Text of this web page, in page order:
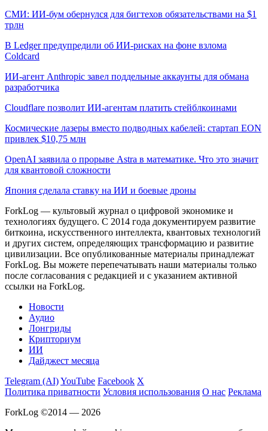
СМИ: ИИ-бум обернулся для бигтехов обязательствами на $1
трлн
В Ledger предупредили об ИИ-рисках на фоне взлома
Coldcard
ИИ-агент Anthropic завел поддельные аккаунты для обмана
разработчика
Cloudflare позволит ИИ-агентам платить стейблкоинами
Космические лазеры вместо подводных кабелей: стартап EON
привлек $10,75 млн
OpenAI заявила о прорыве Astra в математике. Что это значит
для квантовой сложности
Япония сделала ставку на ИИ и боевые дроны
ForkLog — культовый журнал о цифровой экономике и
технологиях будущего. С 2014 года документируем развитие
биткоина, искусственного интеллекта, квантовых технологий
и других систем, определяющих трансформацию и развитие
цивилизации. Все опубликованные материалы принадлежат
ForkLog. Вы можете перепечатывать наши материалы только
после согласования с редакцией и с указанием активной
ссылки на ForkLog.
Новости
Аудио
Лонгриды
Крипториум
ИИ
Дайджест месяца
Telegram (AI)YouTube Facebook X
Политика приватности Условия использования О нас Реклама
ForkLog ©2014 — 2026